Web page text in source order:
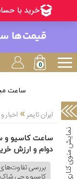
ساعت
ایران تایمر »
ساعت کاسیو و
دوام و ارزش
بررسی
کاسیو و جی
آموزش
سرزمین
ساعت،
سوئیس(136)
آموزش
دانستی